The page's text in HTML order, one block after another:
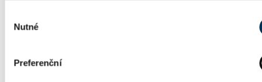
souhlasu
Nutné
Preferenční
lidem, opouštějícím Dětské domovy. Oblast práva, ve